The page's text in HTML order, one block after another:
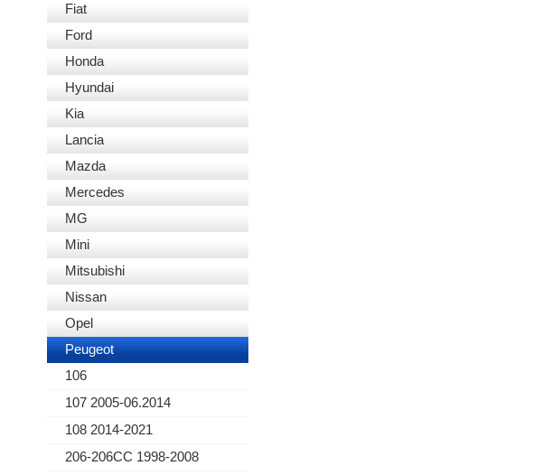
Fiat
Ford
Honda
Hyundai
Kia
Lancia
Mazda
Mercedes
MG
Mini
Mitsubishi
Nissan
Opel
Peugeot
106
107 2005-06.2014
108 2014-2021
206-206CC 1998-2008